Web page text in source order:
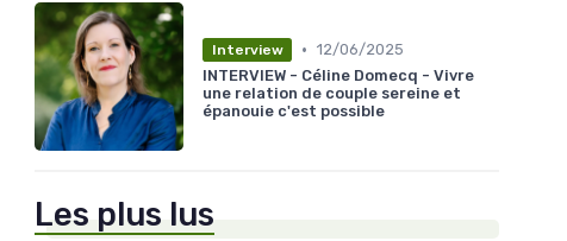
Interview • 12/06/2025
INTERVIEW - Céline Domecq - Vivre
une relation de couple sereine et
épanouie c'est possible
Les plus lus